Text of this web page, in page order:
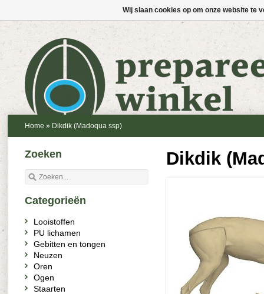
Home » Dikdik (Madoqua ssp)
Dikdik
Zoeken
Categorieën
Looistoffen
PU lichamen
Gebitten en tongen
Neuzen
Oren
Ogen
Staarten
Wij slaan cookies op om onze website te